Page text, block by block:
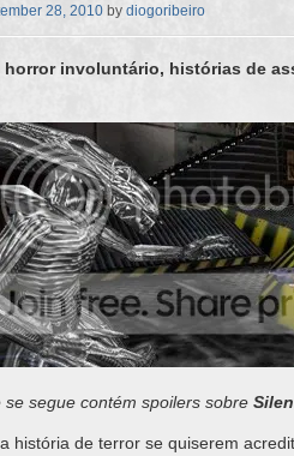
28, 2010 by diogoribeiro
horror involuntário, histórias de
se segue contém spoilers sobre
história de terror se quiserem